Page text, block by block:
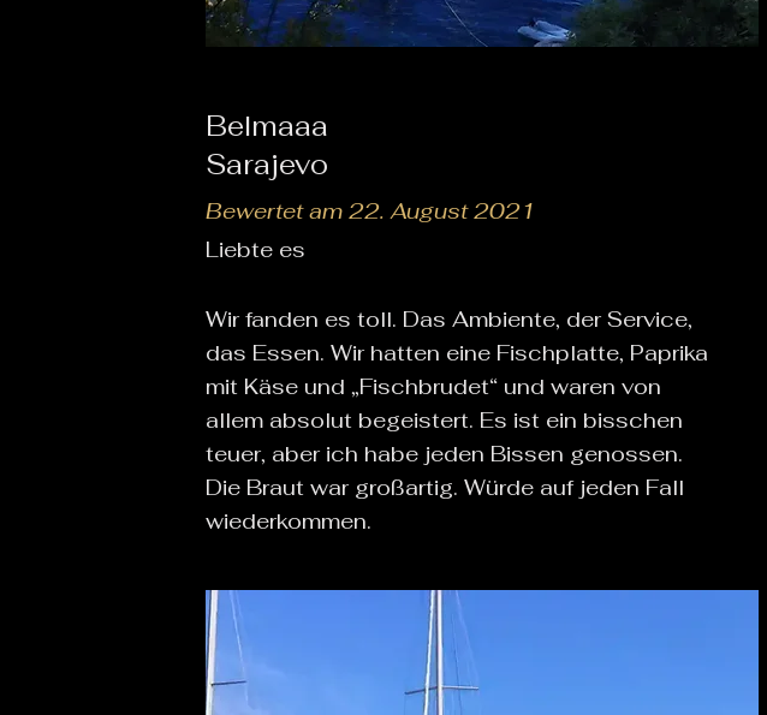
Belmaaa
Sarajevo
Bewertet am 22. August 2021
Liebte es
Wir fanden es toll. Das Ambiente, der Service,
das Essen. Wir hatten eine Fischplatte, Paprika
mit Käse und „Fischbrudet“ und waren von
allem absolut begeistert. Es ist ein bisschen
teuer, aber ich habe jeden Bissen genossen.
Die Braut war großartig. Würde auf jeden Fall
wiederkommen.